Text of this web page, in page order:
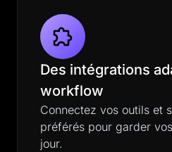
Des intégrations
workflow
Connectez vos outils et
préférés pour garder
jour.